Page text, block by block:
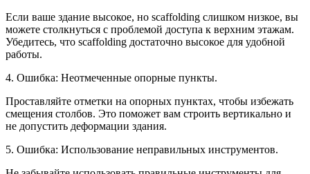
Если ваше здание высокое, но scaffolding слишком низкое, вы
можете столкнуться с проблемой доступа к верхним этажам.
Убедитесь, что scaffolding достаточно высокое для удобной
работы.
4. Ошибка: Неотмеченные опорные пункты.
Проставляйте отметки на опорных пунктах, чтобы избежать
смещения столбов. Это поможет вам строить вертикально и
не допустить деформации здания.
5. Ошибка: Использование неправильных инструментов.